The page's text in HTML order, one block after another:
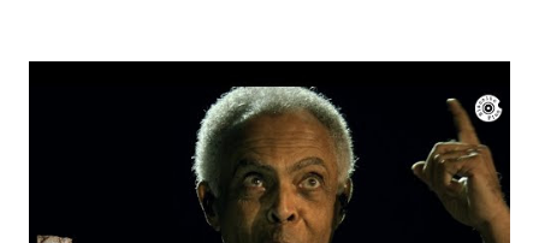
Cabelo". Vai em paz Lô... Obrigada por tanto.